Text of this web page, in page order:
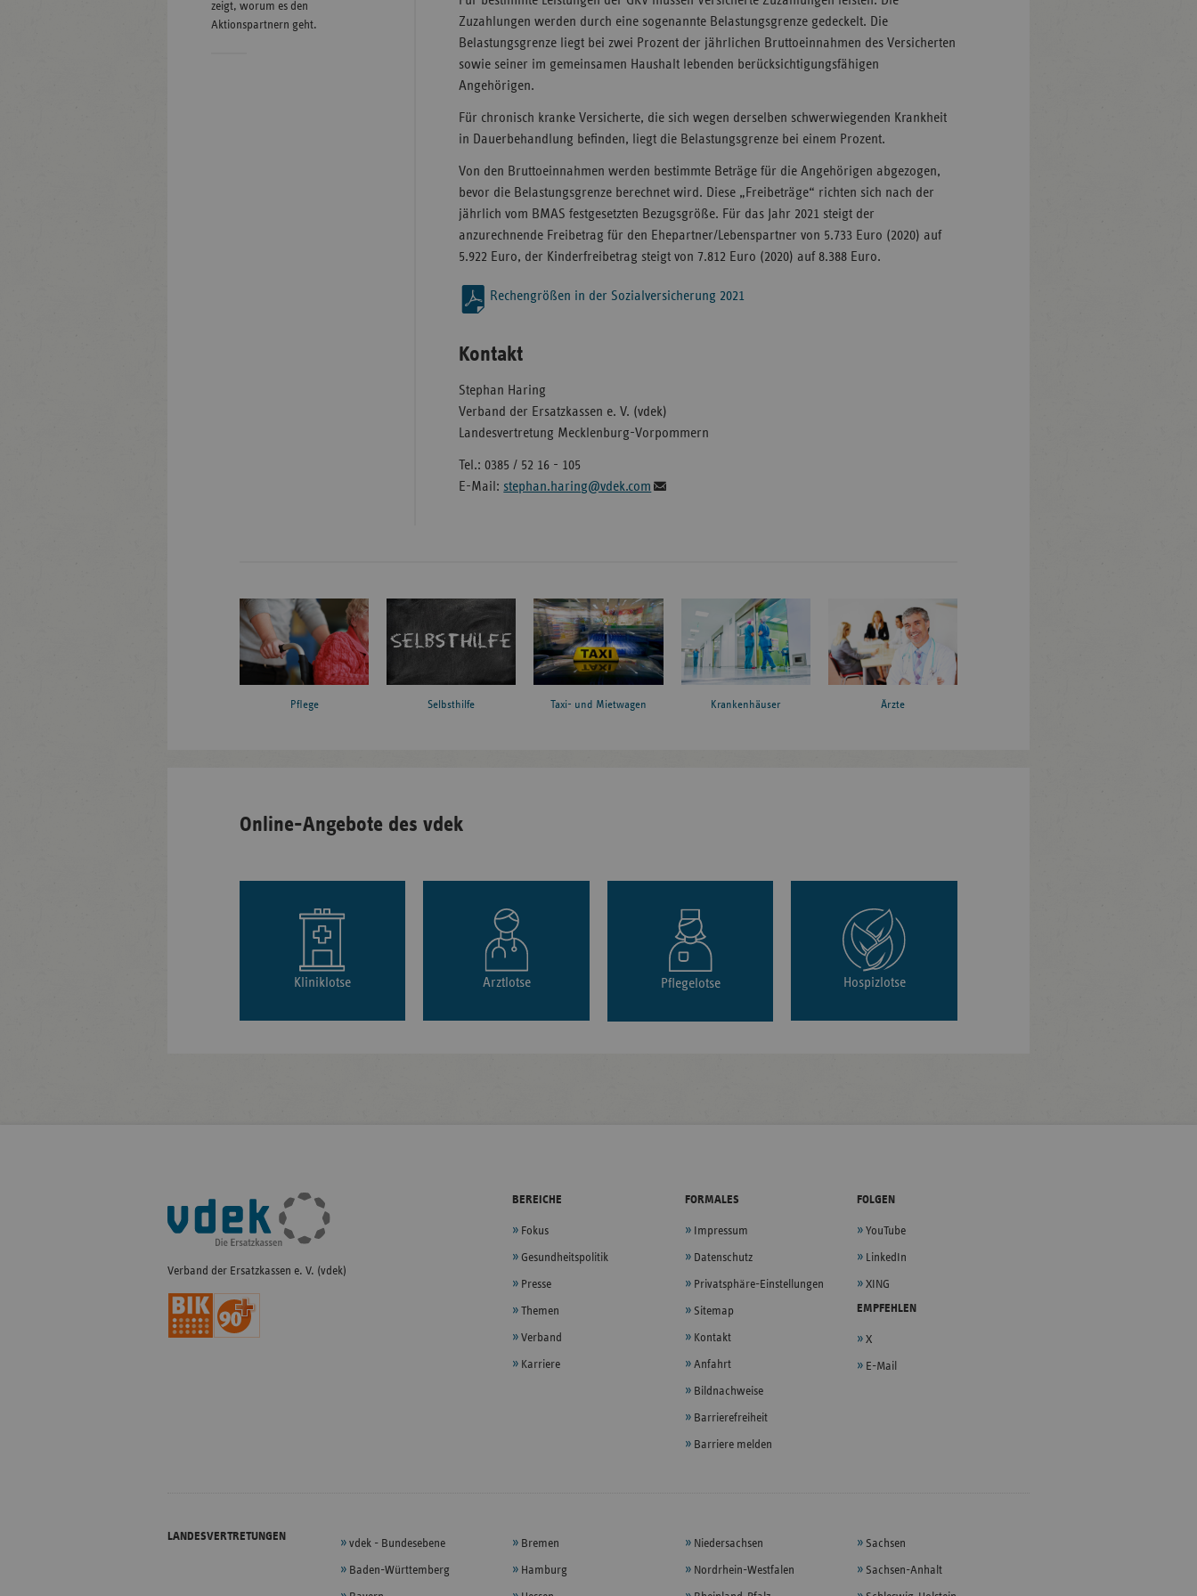
Zuzahlungen werden durch eine sogenannte Belastungsgrenze gedeckelt. Die
Belastungsgrenze liegt bei zwei Prozent der jährlichen Bruttoeinnahmen des Versicherten
sowie seiner im gemeinsamen Haushalt lebenden berücksichtigungsfähigen
Angehörigen.
Für chronisch kranke Versicherte, die sich wegen derselben schwerwiegenden Krankheit
in Dauerbehandlung befinden, liegt die Belastungsgrenze bei einem Prozent.
Von den Bruttoeinnahmen werden bestimmte Beträge für die Angehörigen abgezogen,
bevor die Belastungsgrenze berechnet wird. Diese „Freibeträge“ richten sich nach der
jährlich vom BMAS festgesetzten Bezugsgröße. Für das Jahr 2021 steigt der
anzurechnende Freibetrag für den Ehepartner/Lebenspartner von 5.733 Euro (2020) auf
5.922 Euro, der Kinderfreibetrag steigt von 7.812 Euro (2020) auf 8.388 Euro.
Rechengrößen in der Sozialversicherung 2021
Kontakt
Stephan Haring
Verband der Ersatzkassen e. V. (vdek)
Landesvertretung Mecklenburg-Vorpommern
Tel.: 0385 / 52 16 - 105
E-Mail: stephan.haring@vdek.com
zeigt, worum es den
Aktionspartnern geht.
Pflege Selbsthilfe Taxi- und Mietwagen Krankenhäuser Ärzte
Online-Angebote des vdek
Kliniklotse Arztlotse Pflegelotse Hospizlotse
Fußleisten-
Navigation
Verband der Ersatzkassen e. V. (vdek)
BEREICHE
Fokus
Gesundheitspolitik
Presse
Themen
Verband
Karriere
FORMALES
Impressum
Datenschutz
Privatsphäre-Einstellungen
Sitemap
Kontakt
Anfahrt
Bildnachweise
Barrierefreiheit
Barriere melden
FOLGEN
YouTube
LinkedIn
XING
EMPFEHLEN
X
E-Mail
LANDESVERTRETUNGEN
vdek - Bundesebene
Baden-Württemberg
Bremen
Hamburg
Niedersachsen
Nordrhein-Westfalen
Sachsen
Sachsen-Anhalt